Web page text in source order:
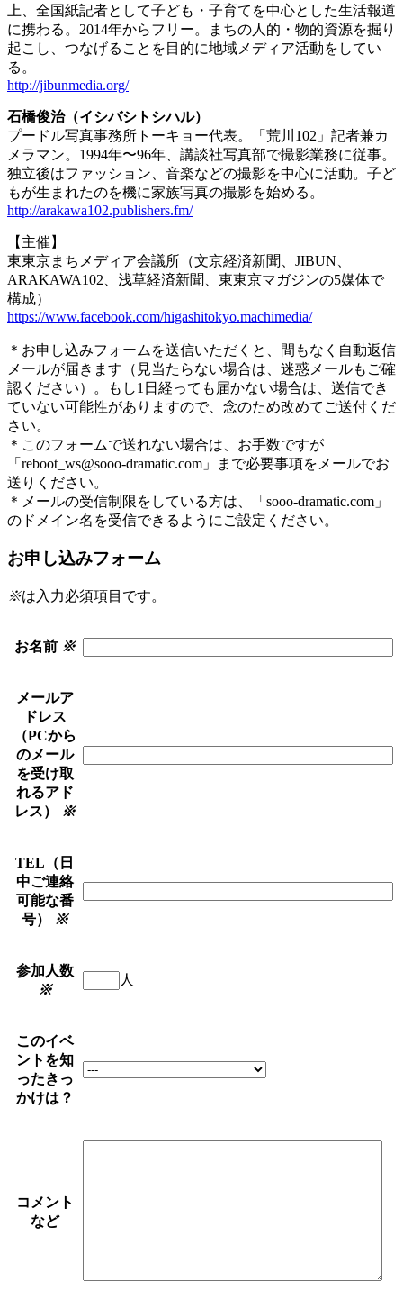
上、全国紙記者として子ども・子育てを中心とした生活報道
に携わる。2014年からフリー。まちの人的・物的資源を掘り
起こし、つなげることを目的に地域メディア活動をしてい
る。
http://jibunmedia.org/
石橋俊治（イシバシトシハル）
プードル写真事務所トーキョー代表。「荒川102」記者兼カ
メラマン。1994年〜96年、講談社写真部で撮影業務に従事。
独立後はファッション、音楽などの撮影を中心に活動。子ど
もが生まれたのを機に家族写真の撮影を始める。
http://arakawa102.publishers.fm/
【主催】
東東京まちメディア会議所（文京経済新聞、JIBUN、
ARAKAWA102、浅草経済新聞、東東京マガジンの5媒体で
構成）
https://www.facebook.com/higashitokyo.machimedia/
＊お申し込みフォームを送信いただくと、間もなく自動返信
メールが届きます（見当たらない場合は、迷惑メールもご確
認ください）。もし1日経っても届かない場合は、送信でき
ていない可能性がありますので、念のため改めてご送付くだ
さい。
＊このフォームで送れない場合は、お手数ですが
「reboot_ws@sooo-dramatic.com」まで必要事項をメールでお
送りください。
＊メールの受信制限をしている方は、「sooo-dramatic.com」
のドメイン名を受信できるようにご設定ください。
お申し込みフォーム
※は入力必須項目です。
お名前 ※
メールア
ドレス
（PCから
のメール
を受け取
れるアド
レス）
※
TEL（日
中ご連絡
可能な番
号）
※
参加人数
※
人
このイベ
ントを知
ったきっ
かけは？
コメント
など